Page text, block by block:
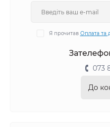
Я прочитав Оплата та
073
До